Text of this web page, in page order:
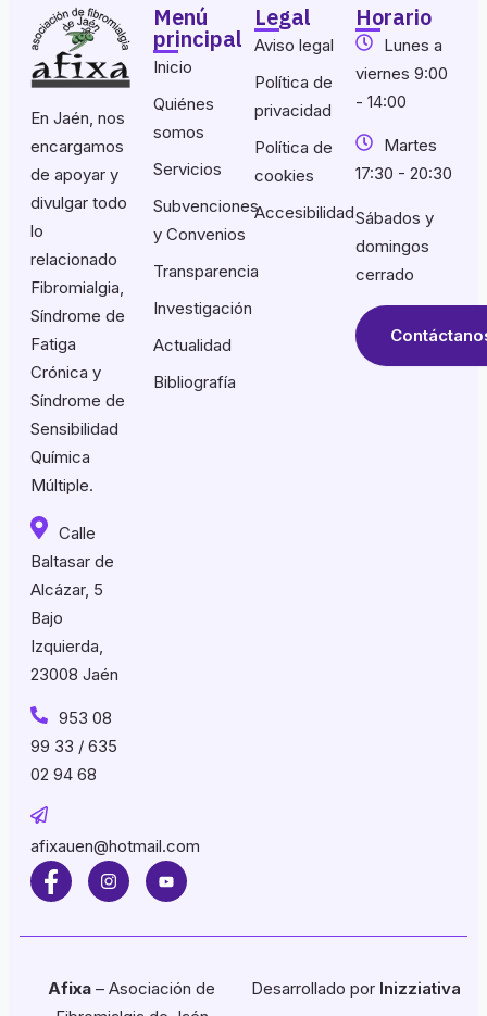
En Jaén, nos
encargamos
de apoyar y
divulgar todo
lo
relacionado
Fibromialgia,
Síndrome de
Fatiga
Crónica y
Síndrome de
Sensibilidad
Química
Múltiple.
Calle
Baltasar de
Alcázar, 5
Bajo
Izquierda,
23008 Jaén
953 08
99 33 / 635
02 94 68
afixauen@hotmail.com
Menú
principal
Inicio
Quiénes
somos
Servicios
Subvenciones
y Convenios
Transparencia
Investigación
Actualidad
Bibliografía
Legal
Aviso legal
Política de
privacidad
Política de
cookies
Accesibilidad
Horario
Lunes a
viernes 9:00
- 14:00
Martes
17:30 - 20:30
Sábados y
domingos
cerrado
Afixa – Asociación de
Desarrollado por Inizziativa